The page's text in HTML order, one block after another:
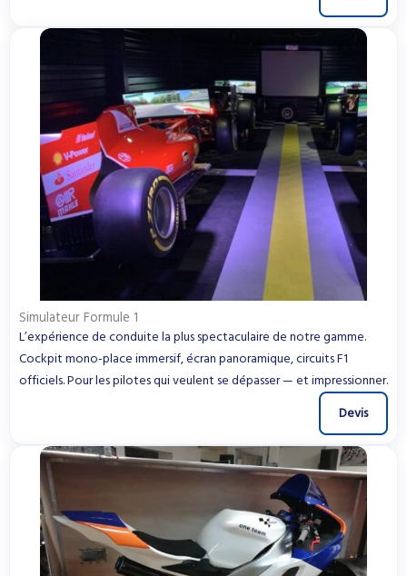
Simulateur Formule 1
L’expérience de conduite la plus spectaculaire de notre gamme.
Cockpit mono-place immersif, écran panoramique, circuits F1
officiels. Pour les pilotes qui veulent se dépasser — et impressionner.
Devis